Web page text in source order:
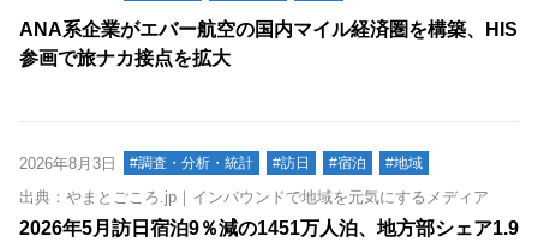
ANA系企業がエバー航空の国内マイル経済圏を構築、HIS
参画で旅ナカ接点を拡大
2026年8月3日 #調査・分析・統計 #訪日 #宿泊 #地域
出典：やまとごころ.jp｜インバウンドで地域を元気にするメディア
2026年5月訪日宿泊9％減の1451万人泊、地方部シェア1.9